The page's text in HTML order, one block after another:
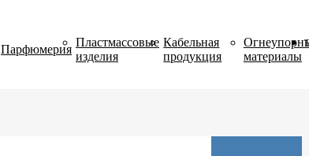
Парфюмерия
Пластмассовые
изделия
Кабельная
продукция
материалы